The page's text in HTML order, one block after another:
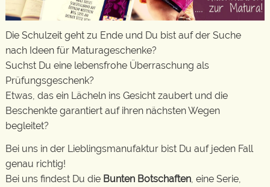
Die Schulzeit geht zu Ende und Du bist auf der Suche
nach Ideen für Maturageschenke?
Suchst Du eine lebensfrohe Überraschung als
Prüfungsgeschenk?
Etwas, das ein Lächeln ins Gesicht zaubert und die
Beschenkte garantiert auf ihren nächsten Wegen
begleitet?
Bei uns in der Lieblingsmanufaktur bist Du auf jeden Fall
genau richtig!
Bei uns findest Du die Bunten Botschaften , eine Serie,